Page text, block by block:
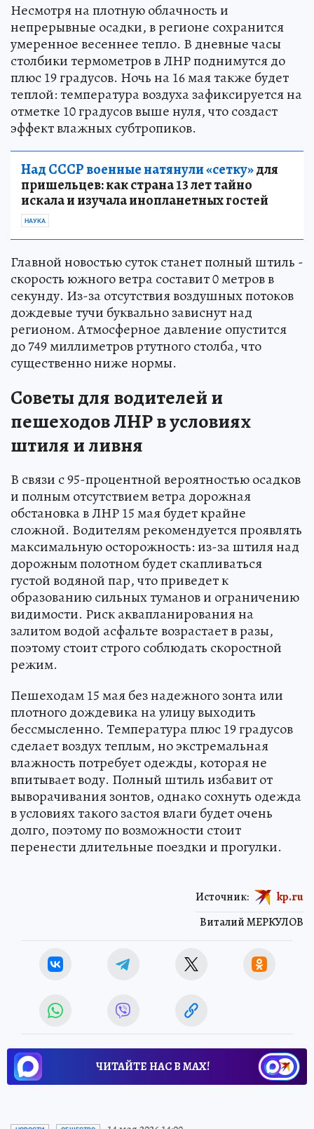
Несмотря на плотную облачность и
непрерывные осадки, в регионе сохранится
умеренное весеннее тепло. В дневные часы
столбики термометров в ЛНР поднимутся до
плюс 19 градусов. Ночь на 16 мая также будет
теплой: температура воздуха зафиксируется на
отметке 10 градусов выше нуля, что создаст
эффект влажных субтропиков.
Над СССР военные натянули «сетку»для
пришельцев: как страна 13 лет тайно
искала и изучала инопланетных гостей
НАУКА
Главной новостью суток станет полный штиль -
скорость южного ветра составит 0 метров в
секунду. Из-за отсутствия воздушных потоков
дождевые тучи буквально зависнут над
регионом. Атмосферное давление опустится
до 749 миллиметров ртутного столба, что
существенно ниже нормы.
Советы для водителей и
пешеходов ЛНР в условиях
штиля и ливня
В связи с 95-процентной вероятностью осадков
и полным отсутствием ветра дорожная
обстановка в ЛНР 15 мая будет крайне
сложной. Водителям рекомендуется проявлять
максимальную осторожность: из-за штиля над
дорожным полотном будет скапливаться
густой водяной пар, что приведет к
образованию сильных туманов и ограничению
видимости. Риск аквапланирования на
залитом водой асфальте возрастает в разы,
поэтому стоит строго соблюдать скоростной
режим.
Пешеходам 15 мая без надежного зонта или
плотного дождевика на улицу выходить
бессмысленно. Температура плюс 19 градусов
сделает воздух теплым, но экстремальная
влажность потребует одежды, которая не
впитывает воду. Полный штиль избавит от
выворачивания зонтов, однако сохнуть одежда
в условиях такого застоя влаги будет очень
долго, поэтому по возможности стоит
перенести длительные поездки и прогулки.
Виталий МЕРКУЛОВ
Источник: kp.ru
ЧИТАЙТЕ НАС В МАХ!